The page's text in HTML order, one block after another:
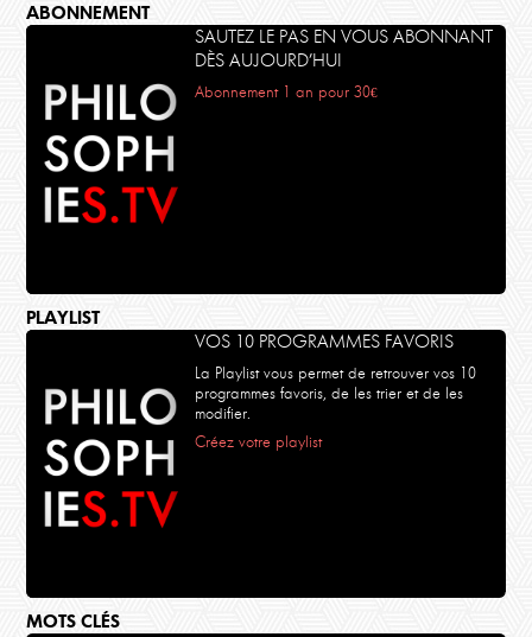
ABONNEMENT
SAUTEZ LE PAS EN VOUS ABONNANT
DÈS AUJOURD’HUI
Abonnement 1 an pour 30€
PLAYLIST
VOS 10 PROGRAMMES FAVORIS
La Playlist vous permet de retrouver vos 10
programmes favoris, de les trier et de les
modifier.
Créez votre playlist
MOTS CLÉS